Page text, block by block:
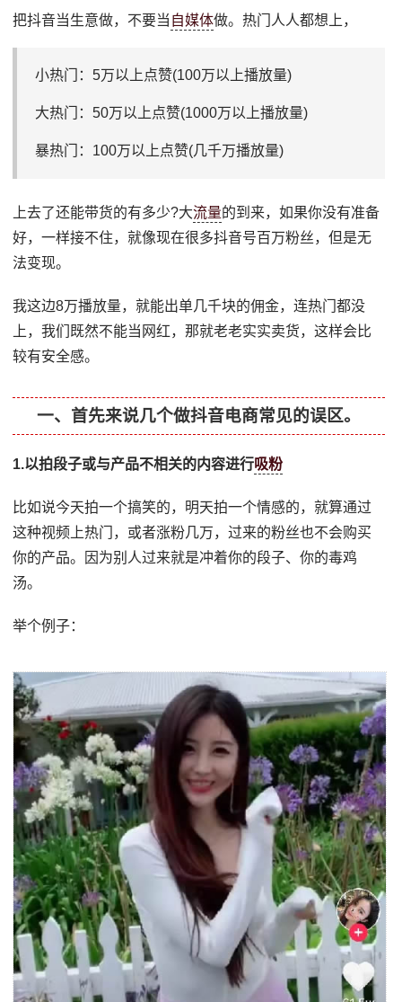
把抖音当生意做，不要当 自媒体做。热门人人都想上，
小热门：5万以上点赞(100万以上播放量)
大热门：50万以上点赞(1000万以上播放量)
暴热门：100万以上点赞(几千万播放量)
上去了还能带货的有多少?大流量的到来，如果你没有准备
好，一样接不住，就像现在很多抖音号百万粉丝，但是无
法变现。
我这边8万播放量，就能出单几千块的佣金，连热门都没
上，我们既然不能当网红，那就老老实实卖货，这样会比
较有安全感。
一、首先来说几个做抖音电商常见的误区。
1.以拍段子或与产品不相关的内容进行吸粉
比如说今天拍一个搞笑的，明天拍一个情感的，就算通过
这种视频上热门，或者涨粉几万，过来的粉丝也不会购买
你的产品。因为别人过来就是冲着你的段子、你的毒鸡
汤。
举个例子：